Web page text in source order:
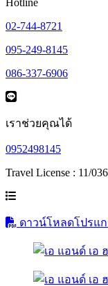
Hotline
02-744-8721
095-249-8145
086-337-6906
เราช่วยคุณได้
0952498145
Travel License : 11/
ดาวน์โหลดโปรแ